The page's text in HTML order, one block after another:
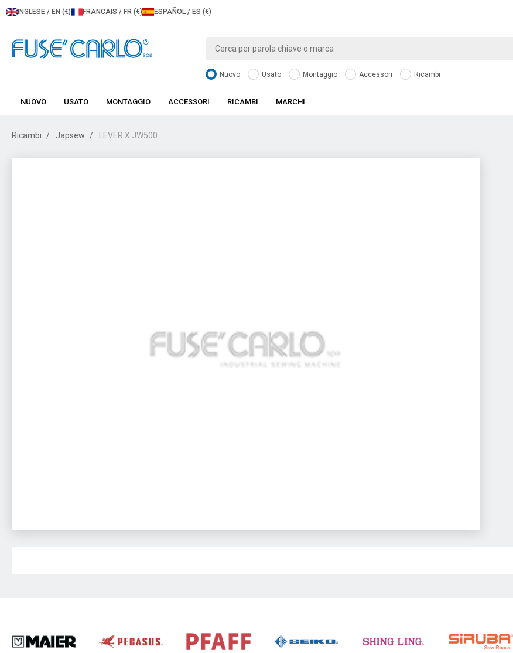
INGLESE / EN (€) FRANCAIS / FR (€) ESPAÑOL / ES (€)
Nuovo Usato Montaggio Accessori Ricambi
NUOVO USATO MONTAGGIO ACCESSORI RICAMBI MARCHI
Ricambi Japsew LEVER X JW500